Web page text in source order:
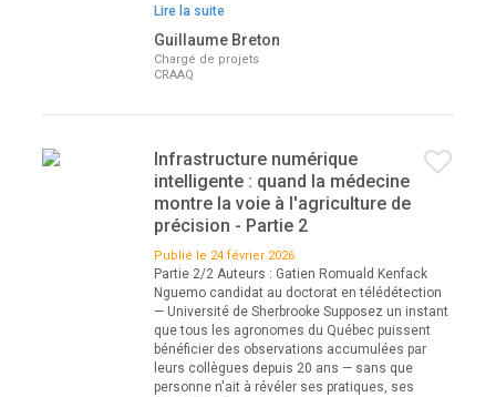
Lire la suite
Guillaume Breton
Chargé de projets
CRAAQ
Infrastructure numérique
intelligente : quand la médecine
montre la voie à l'agriculture de
précision - Partie 2
Publié le 24 février 2026
Partie 2/2 Auteurs : Gatien Romuald Kenfack
Nguemo candidat au doctorat en télédétection
— Université de Sherbrooke Supposez un instant
que tous les agronomes du Québec puissent
bénéficier des observations accumulées par
leurs collègues depuis 20 ans — sans que
personne n'ait à révéler ses pratiques, ses